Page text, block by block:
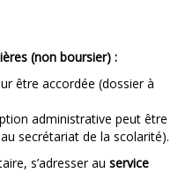
(non boursier) :
être accordée (dossier à
administrative peut être
secrétariat de la scolarité).
s’adresser au service